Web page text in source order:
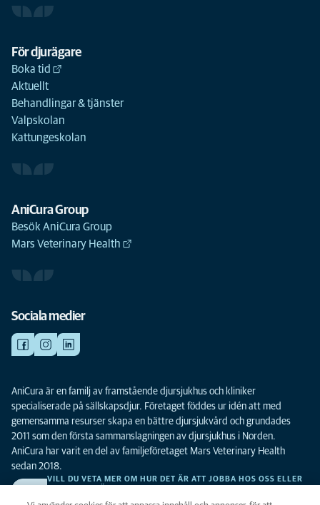
För djurägare
Boka tid
Aktuellt
Behandlingar & tjänster
Valpskolan
Kattungeskolan
AniCura Group
Besök AniCura Group
Mars Veterinary Health
Sociala medier
AniCura är en familj av framstående djursjukhus och kliniker
specialiserade på sällskapsdjur. Företaget föddes ur idén att med
gemensamma resurser skapa en bättre djursjukvård och grundades
2011 som den första sammanslagningen av djursjukhus i Norden.
AniCura har varit en del av familjeföretaget Mars Veterinary Health
sedan 2018.
VILL DU VETA MER OM HUR DET ÄR ATT JOBBA HOS OSS ELLER